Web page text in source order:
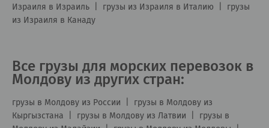
Израиля в Израиль
грузы из Израиля в Италию
грузы
из Израиля в Канаду
Все грузы для морских перевозок в
Молдову из других стран:
грузы в Молдову из России
грузы в Молдову из
Кыргызстана
грузы в Молдову из Латвии
грузы в